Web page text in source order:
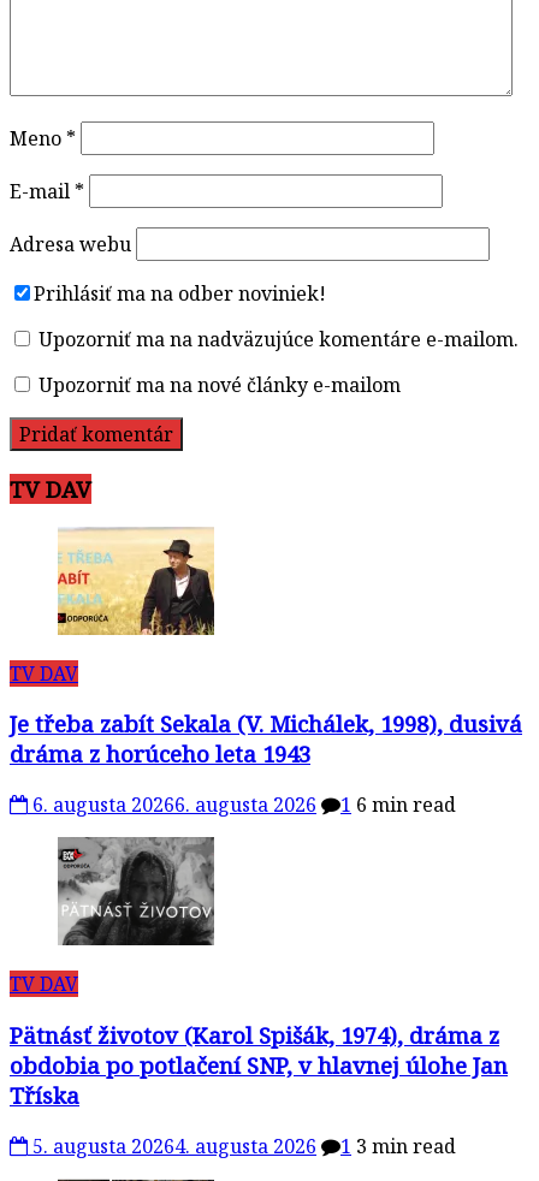
Meno *
E-mail *
Adresa webu
Prihlásiť ma na odber noviniek!
Upozorniť ma na nadväzujúce komentáre e-mailom.
Upozorniť ma na nové články e-mailom
TV DAV
TV DAV
Je třeba zabít Sekala (V. Michálek, 1998), dusivá
dráma z horúceho leta 1943
6. augusta 20266. augusta 2026 1 6 min read
TV DAV
Pätnásť životov (Karol Spišák, 1974), dráma z
obdobia po potlačení SNP, v hlavnej úlohe Jan
Tříska
5. augusta 20264. augusta 2026 1 3 min read